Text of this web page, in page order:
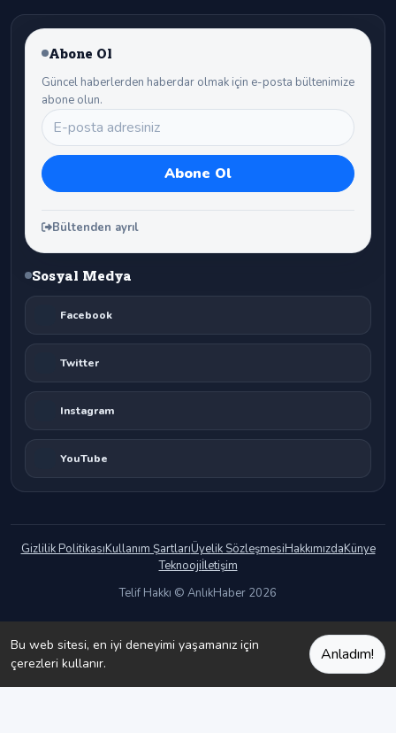
Abone Ol
Güncel haberlerden haberdar olmak için e-posta bültenimize
abone olun.
Bültenden ayrıl
Sosyal Medya
Facebook
Twitter
Instagram
YouTube
Gizlilik PolitikasıKullanım ŞartlarıÜyelik SözleşmesiHakkımızdaKünye
Teknoojiİletişim
Telif Hakkı © AnlıkHaber 2026
Bu web sitesi, en iyi deneyimi yaşamanız için
çerezleri kullanır.
Anladım!